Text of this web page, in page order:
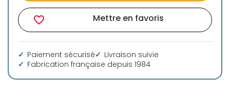
favorite_border Mettre en favoris
Paiement sécurisé
Livraison suivie
Fabrication française depuis 1984